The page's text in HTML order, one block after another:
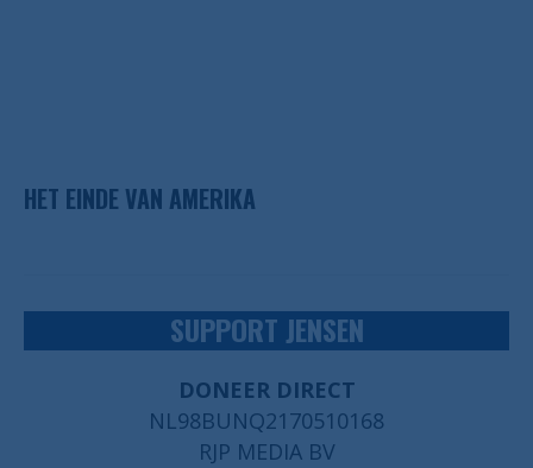
HET EINDE VAN AMERIKA
SUPPORT JENSEN
DONEER DIRECT
NL98BUNQ2170510168
RJP MEDIA BV